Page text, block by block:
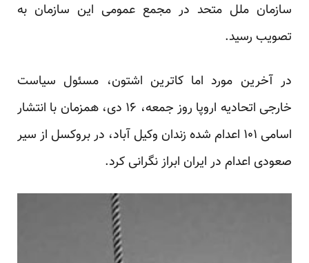
سازمان ملل متحد در مجمع عمومی این سازمان به
تصویب رسید.
در آخرین مورد اما کا‌ترین اشتون، مسئول سیاست
خارجی اتحادیه اروپا روز جمعه، ۱۶ دی، همزمان با انتشار
اسامی ۱۰۱ اعدام شده زندان وکیل آباد، در بروکسل از سیر
صعودی اعدام در ایران ابراز نگرانی کرد.